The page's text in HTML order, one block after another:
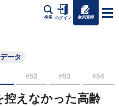
検索 ログイン 会員登録
ータ
#52 #53 #54
控えなかった高齢